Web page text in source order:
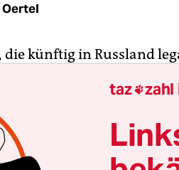
künftig in Russland
in sowjetischer und
Pünktlich zu diesem
Kirche und die Russisch-
Sprache,
taz zahl